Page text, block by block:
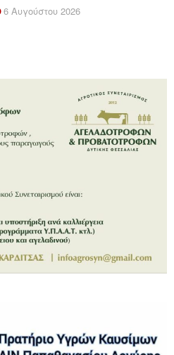
6 Αυγούστου 2026